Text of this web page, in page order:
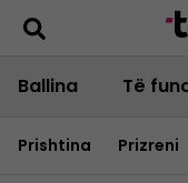
Ballina Të
Prishtina Prizreni